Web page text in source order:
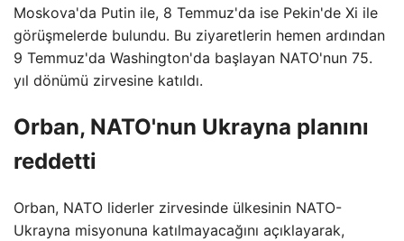
Moskova'da Putin ile, 8 Temmuz'da ise Pekin'de Xi ile
görüşmelerde bulundu. Bu ziyaretlerin hemen ardından
9 Temmuz'da Washington'da başlayan NATO'nun 75.
yıl dönümü zirvesine katıldı.
Orban, NATO'nun Ukrayna planını
reddetti
Orban, NATO liderler zirvesinde ülkesinin NATO-
Ukrayna misyonuna katılmayacağını açıklayarak,